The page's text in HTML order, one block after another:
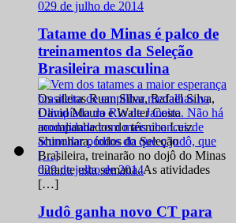
029 de julho de 2014
Tatame do Minas é palco de
treinamentos da Seleção
Brasileira masculina
Os atletas Ruan Silva, Rafael Silva,
David Moura e Walter Costa
acompanhados do técnico Luiz
Shinohara, todos da Seleção
Brasileira, treinarão no dojô do Minas
durante esta semana. As atividades
[…]
029 de julho de 2014
Judô ganha novo CT para